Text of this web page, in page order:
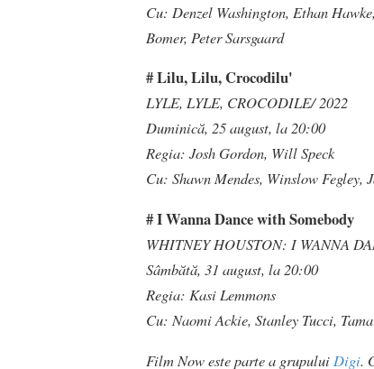
Cu: Denzel Washington, Ethan
Bomer, Peter Sarsgaard
# Lilu, Lilu, Crocodilu'
LYLE, LYLE, CROCODILE/ 2022
Duminică, 25 august, la 20:00
Regia: Josh Gordon, Will Speck
Cu: Shawn Mendes, Winslow Fegley,
# I Wanna Dance with Somebody
WHITNEY HOUSTON: I WANNA
Sâmbătă, 31 august, la 20:00
Regia: Kasi Lemmons
Cu: Naomi Ackie, Stanley Tucci,
Film Now este parte a grupului Digi.